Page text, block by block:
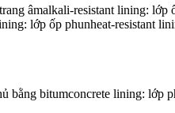
âmalkali-resistant lining:
lớp ốp phunheat-resistant
bằng bitumconcrete lining: lớp